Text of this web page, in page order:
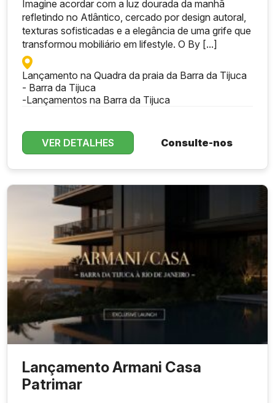
Imagine acordar com a luz dourada da manhã
refletindo no Atlântico, cercado por design autoral,
texturas sofisticadas e a elegância de uma grife que
transformou mobiliário em lifestyle. O By [...]
Lançamento na Quadra da praia da Barra da Tijuca
- Barra da Tijuca
-Lançamentos na Barra da Tijuca
VER DETALHES Consulte-nos
Lançamento Armani Casa
Patrimar